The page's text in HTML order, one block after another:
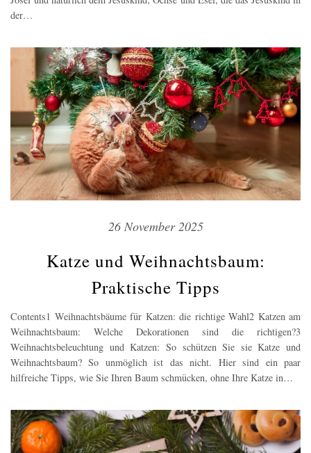
der…
26 November 2025
Katze und Weihnachtsbaum:
Praktische Tipps
Contents1 Weihnachtsbäume für Katzen: die richtige Wahl2 Katzen am
Weihnachtsbaum: Welche Dekorationen sind die richtigen?3
Weihnachtsbeleuchtung und Katzen: So schützen Sie sie Katze und
Weihnachtsbaum? So unmöglich ist das nicht. Hier sind ein paar
hilfreiche Tipps, wie Sie Ihren Baum schmücken, ohne Ihre Katze in…